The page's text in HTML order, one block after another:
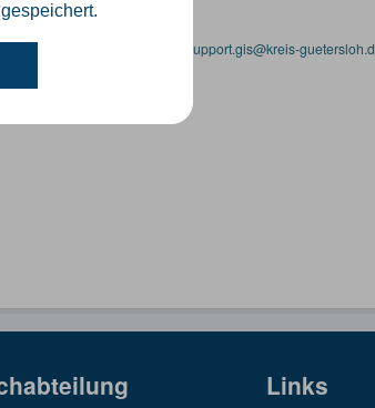
einen Administrator unter: support.gis@kreis-
Links